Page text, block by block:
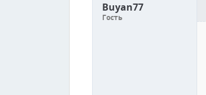
Buyan77
Гость